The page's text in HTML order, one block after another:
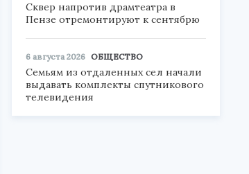
Сквер напротив драмтеатра в
Пензе отремонтируют к сентябрю
6 августа 2026 ОБЩЕСТВО
Семьям из отдаленных сел начали
выдавать комплекты спутникового
телевидения